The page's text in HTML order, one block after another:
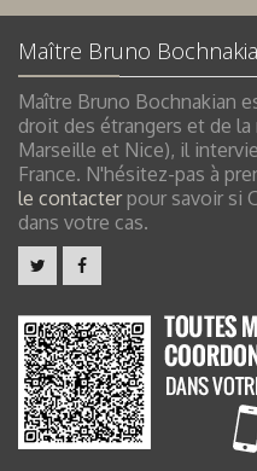
Maître Bruno
Maître Bruno Bochnakian
droit des étrangers et de
Marseille et Nice), il
France. N'hésitez-pas à
le contacterpour savoir si
dans votre cas.